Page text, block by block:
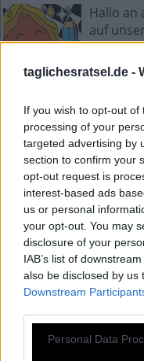
taglichesratsel.de -
If you wish to opt-out
processing of your
targeted advertising by
section to confirm your
opt-out request is
interest-based ads
us or personal
your opt-out. You may
disclosure of your
IAB’s list of
also be disclosed by us
Downstream
Personal Data
Hallo an
auf
Sudoku und Tangle.
Teil dieser App. Mit
Freunde
Rechtschreibung
von Fanatee, Inc,
Wortspiele im
Zugriff auf Hunderte
Android-Gerät.
Kreuzworträtsel, wann
Ihr Gehirn und lösen
Kreuzworträtsel!
Kreuzworträtsel-Lösen
und das alles